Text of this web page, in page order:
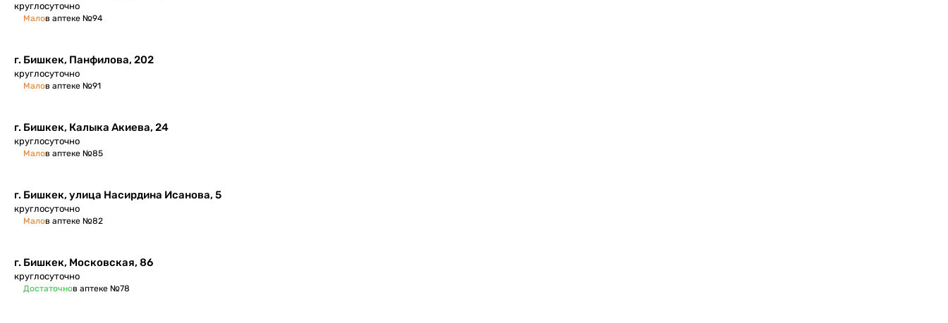
круглосуточно
Малов аптеке №94
г. Бишкек, Панфилова, 202
круглосуточно
Малов аптеке №91
г. Бишкек, Калыка Акиева, 24
круглосуточно
Малов аптеке №85
г. Бишкек, улица Насирдина Исанова, 5
круглосуточно
Малов аптеке №82
г. Бишкек, Московская, 86
круглосуточно
Достаточнов аптеке №78